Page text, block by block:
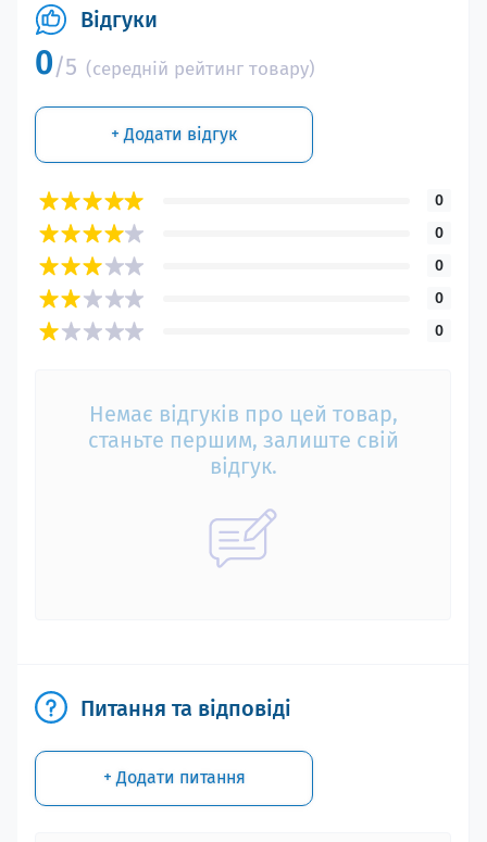
Відгуки
0/5 (середній рейтинг товару)
+ Додати відгук
0
0
0
0
0
Немає відгуків про цей товар,
станьте першим, залиште свій
відгук.
Питання та відповіді
+ Додати питання